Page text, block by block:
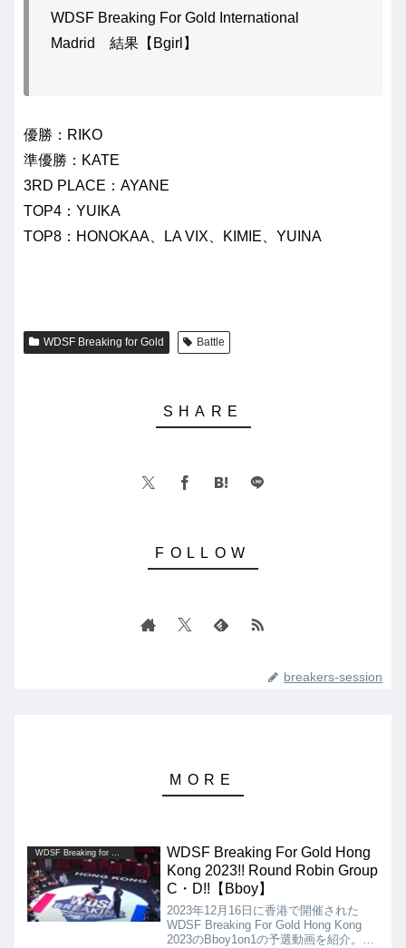
WDSF Breaking For Gold International
Madrid 結果【Bgirl】
優勝：RIKO
準優勝：KATE
3RD PLACE：AYANE
TOP4：YUIKA
TOP8：HONOKAA、LA VIX、KIMIE、YUINA
WDSF Breaking for Gold Battle
breakers-session
WDSF Breaking For Gold Hong
Kong 2023!! Round Robin Group
C・D!!【Bboy】
2023年12月16日に香港で開催された
WDSF Breaking For Gold Hong Kong
2023のBboy1on1の予選動画を紹介。